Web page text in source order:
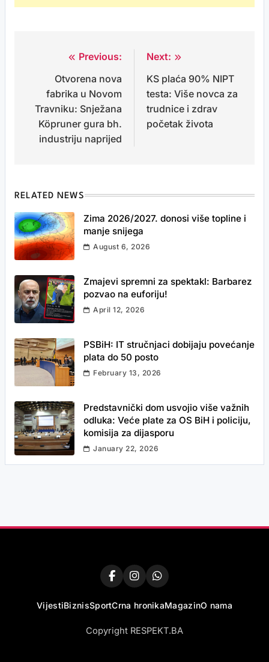
navigation
Previous:
Otvorena nova
fabrika u Novom
Travniku: Snježana
Köpruner gura bh.
industriju naprijed
Next:
KS plaća 90% NIPT
testa: Više novca za
trudnice i zdrav
početak života
RELATED NEWS
Zima 2026/2027. donosi više topline i
manje snijega
August 6, 2026
Zmajevi spremni za spektakl: Barbarez
pozvao na euforiju!
April 12, 2026
PSBiH: IT stručnjaci dobijaju povećanje
plata do 50 posto
February 13, 2026
Predstavnički dom usvojio više važnih
odluka: Veće plate za OS BiH i policiju,
komisija za dijasporu
January 22, 2026
VijestiBiznisSportCrna hronikaMagazinO nama
Copyright RESPEKT.BA